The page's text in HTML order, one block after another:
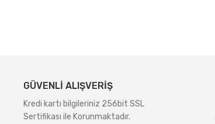
GÜVENLİ ALIŞVERİŞ
Kredi kartı bilgileriniz 256bit SSL
Sertifikası ile Korunmaktadır.